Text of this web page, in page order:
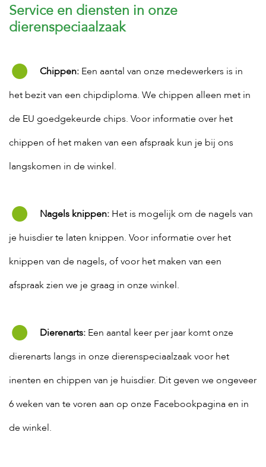
Service en diensten in onze
dierenspeciaalzaak
Chippen: Een aantal van onze medewerkers is in
het bezit van een chipdiploma. We chippen alleen met in
de EU goedgekeurde chips. Voor informatie over het
chippen of het maken van een afspraak kun je bij ons
langskomen in de winkel.
Nagels knippen: Het is mogelijk om de nagels van
je huisdier te laten knippen. Voor informatie over het
knippen van de nagels, of voor het maken van een
afspraak zien we je graag in onze winkel.
Dierenarts: Een aantal keer per jaar komt onze
dierenarts langs in onze dierenspeciaalzaak voor het
inenten en chippen van je huisdier. Dit geven we ongeveer
6 weken van te voren aan op onze Facebookpaginaen in
de winkel.